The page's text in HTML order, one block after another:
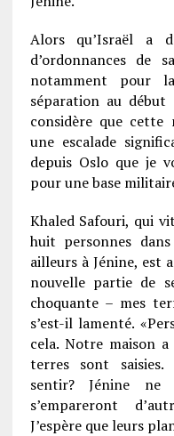
Alors qu’Israël a
d’ordonnances de
notamment pour
séparation au début
considère que cette
une escalade
depuis Oslo que je
pour une base
Khaled Safouri, qui
huit personnes
ailleurs à Jénine, est
nouvelle partie de
choquante – mes
s’est-il lamenté.
cela. Notre maison
terres sont saisies.
sentir? Jénine
s’empareront
J’espère que leurs